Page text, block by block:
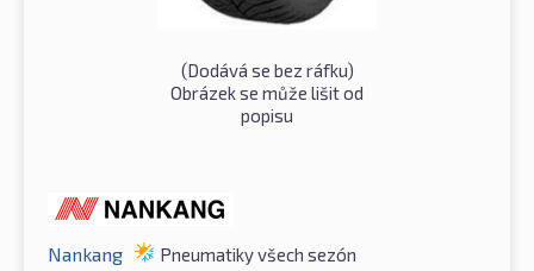
(Dodává se bez ráfku)
Obrázek se může lišit od
popisu
Nankang Pneumatiky všech sezón